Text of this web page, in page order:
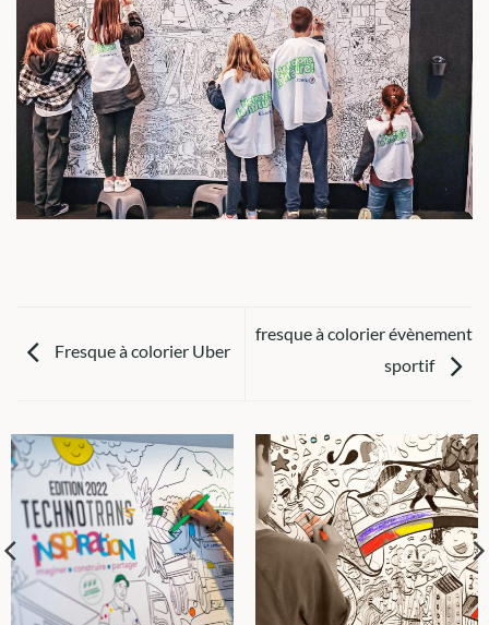
Fresque à colorier Uber
fresque à colorier évènement
sportif